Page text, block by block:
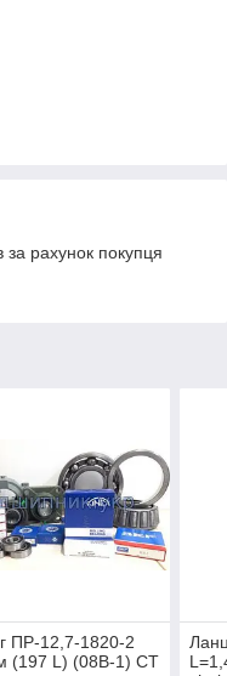
рахунок покупця
ПР-12,7-1820-2
(197 L) (08B-1) CT